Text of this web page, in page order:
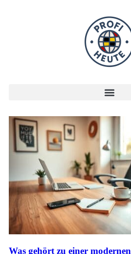
Was gehört zu einer modernen